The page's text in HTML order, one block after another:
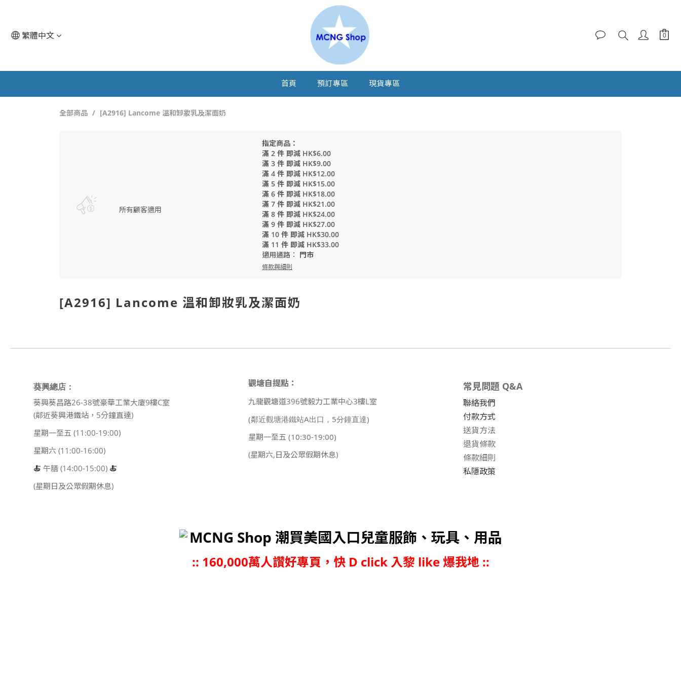
繁體中文
首頁 預訂專區 現貨專區
全部商品 [A2916] Lancome 溫和卸妝乳及潔面奶
所有顧客適用
指定商品：
滿 2 件 即減 HK$6.00
滿 3 件 即減 HK$9.00
滿 4 件 即減 HK$12.00
滿 5 件 即減 HK$15.00
滿 6 件 即減 HK$18.00
滿 7 件 即減 HK$21.00
滿 8 件 即減 HK$24.00
滿 9 件 即減 HK$27.00
滿 10 件 即減 HK$30.00
滿 11 件 即減 HK$33.00
適用通路： 門市
條款與細則
[A2916] Lancome 溫和卸妝乳及潔面奶
葵興總店：
葵興葵昌路26-38號豪華工業大廈9樓C室
(鄰近葵興港鐵站，5分鐘直達)
星期一至五 (11:00-19:00)
星期六 (11:00-16:00)
🍝 午膳 (14:00-15:00) 🍝
(星期日及公眾假期休息)
觀塘自提點：
九龍觀塘道396號毅力工業中心3樓L室
(鄰近觀塘港鐵站A出口，5分鐘直達)
星期一至五 (10:30-19:00)
(星期六,日及公眾假期休息)
常見問題 Q&A
聯絡我們
付款方式
送貨方法
退貨條款
條款細則
私隱政策
MCNG Shop 潮買美國入口兒童服飾、玩具、用品
:: 160,000萬人讚好專頁，快 D click 入黎 like 爆我地 ::